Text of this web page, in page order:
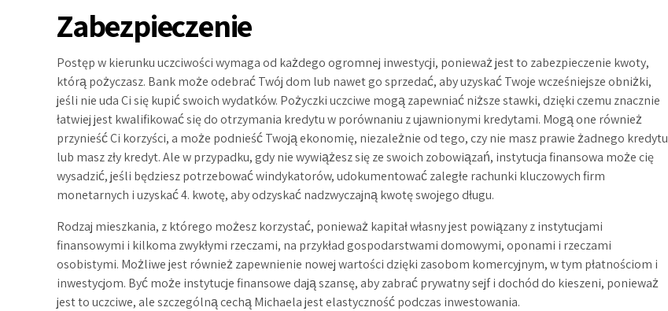
Zabezpieczenie
Postęp w kierunku uczciwości wymaga od każdego ogromnej inwestycji, ponieważ jest to zabezpieczenie kwoty,
którą pożyczasz. Bank może odebrać Twój dom lub nawet go sprzedać, aby uzyskać Twoje wcześniejsze obniżki,
jeśli nie uda Ci się kupić swoich wydatków. Pożyczki uczciwe mogą zapewniać niższe stawki, dzięki czemu znacznie
łatwiej jest kwalifikować się do otrzymania kredytu w porównaniu z ujawnionymi kredytami. Mogą one również
przynieść Ci korzyści, a może podnieść Twoją ekonomię, niezależnie od tego, czy nie masz prawie żadnego kredytu
lub masz zły kredyt. Ale w przypadku, gdy nie wywiążesz się ze swoich zobowiązań, instytucja finansowa może cię
wysadzić, jeśli będziesz potrzebować windykatorów, udokumentować zaległe rachunki kluczowych firm
monetarnych i uzyskać 4. kwotę, aby odzyskać nadzwyczajną kwotę swojego długu.
Rodzaj mieszkania, z którego możesz korzystać, ponieważ kapitał własny jest powiązany z instytucjami
finansowymi i kilkoma zwykłymi rzeczami, na przykład gospodarstwami domowymi, oponami i rzeczami
osobistymi. Możliwe jest również zapewnienie nowej wartości dzięki zasobom komercyjnym, w tym płatnościom i
inwestycjom. Być może instytucje finansowe dają szansę, aby zabrać prywatny sejf i dochód do kieszeni, ponieważ
jest to uczciwe, ale szczególną cechą Michaela jest elastyczność podczas inwestowania.